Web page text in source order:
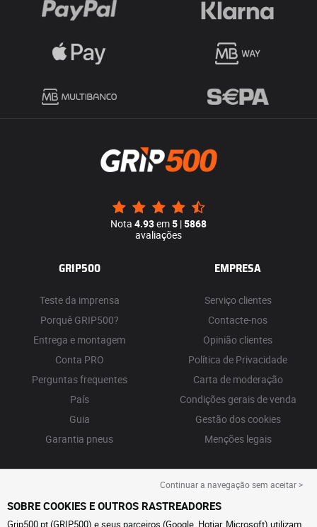
Nota 4.93em5 |5868
avaliações
GRIP500
Teste da imprensa
Porquê GRIP500?
Entrega e montagem
Conta PRO
Perguntas frequentes
País
Guia
Garantia pneus
EMPRESA
Serviço clientes
Contacte-nos
Opinião clientes
Política de Privacidade
Carta de moderação
Condições gerais de venda
Gestão dos cookies
Menções legais
Continuar a navegação sem aceitar >
SOBRE COOKIES E OUTROS RASTREADORES
Grip500.pt (GRIP500) e seus parceiros (Google, Hotjar, Microsoft) utilizam